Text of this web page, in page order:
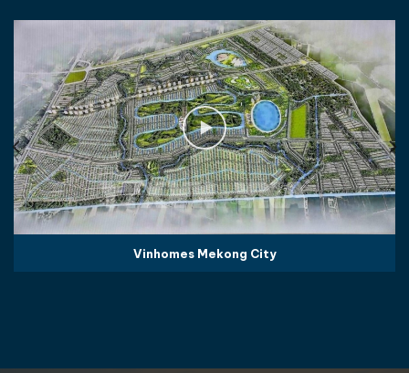
Vinhomes Mekong City